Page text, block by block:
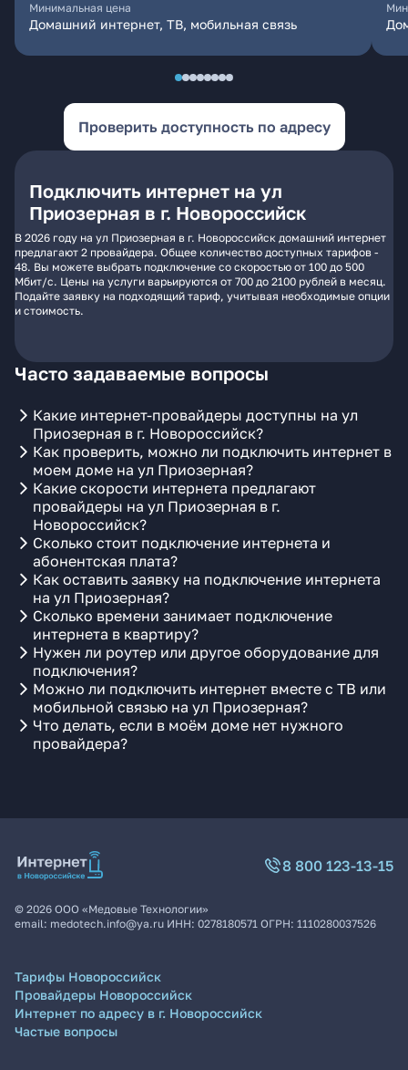
Минимальная цена
Домашний интернет, ТВ, мобильная связь
Проверить доступность по адресу
Подключить интернет на ул
Приозерная в г. Новороссийск
В 2026 году на ул Приозерная в г. Новороссийск домашний интернет
предлагают 2 провайдера. Общее количество доступных тарифов -
48. Вы можете выбрать подключение со скоростью от 100 до 500
Мбит/с. Цены на услуги варьируются от 700 до 2100 рублей в месяц.
Подайте заявку на подходящий тариф, учитывая необходимые опции
и стоимость.
Часто задаваемые вопросы
Какие интернет-провайдеры доступны на ул
Приозерная в г. Новороссийск?
Как проверить, можно ли подключить интернет в
моем доме на ул Приозерная?
Какие скорости интернета предлагают
провайдеры на ул Приозерная в г.
Новороссийск?
Сколько стоит подключение интернета и
абонентская плата?
Как оставить заявку на подключение интернета
на ул Приозерная?
Сколько времени занимает подключение
интернета в квартиру?
Нужен ли роутер или другое оборудование для
подключения?
Можно ли подключить интернет вместе с ТВ или
мобильной связью на ул Приозерная?
Что делать, если в моём доме нет нужного
провайдера?
8 800 123-13-15
© 2026 ООО «Медовые Технологии»
email: medotech.info@ya.ru ИНН: 0278180571 ОГРН: 1110280037526
Тарифы Новороссийск
Провайдеры Новороссийск
Интернет по адресу в г. Новороссийск
Частые вопросы